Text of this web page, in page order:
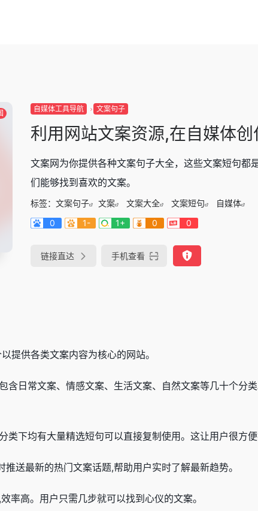
自媒体工具导航 文案句子
利用网站文案资源,在自媒体
文案网为你提供各种文案句子大全，这些文案短句
们能够找到喜欢的文案。
标签： 文案句子 文案 文案大全 文案短句
自媒体
0
1- 1+ 0 0
链接直达 手机查看
提供各类文案内容为核心的网站。
含日常文案、情感文案、生活文案、自然文案等几十个分
类下均有大量精选短句可以直接复制使用。这让用户很方
推送最新的热门文案话题,帮助用户实时了解最新趋势。
率高。用户只需几步就可以找到心仪的文案。